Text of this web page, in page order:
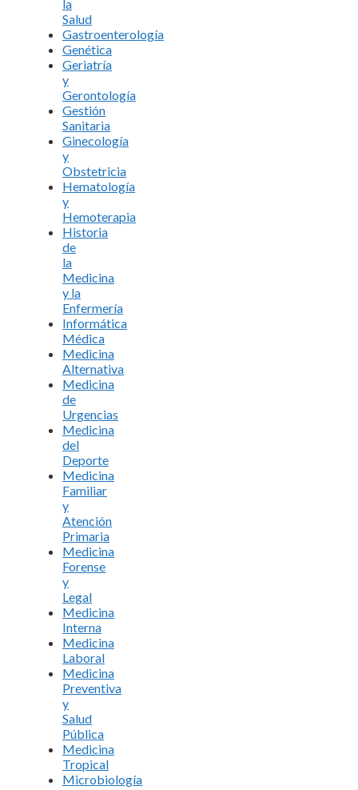
la
Salud
Gastroenterología
Genética
Geriatría
y
Gerontología
Gestión
Sanitaria
Ginecología
y
Obstetricia
Hematología
y
Hemoterapia
Historia
de
la
Medicina
y la
Enfermería
Informática
Médica
Medicina
Alternativa
Medicina
de
Urgencias
Medicina
del
Deporte
Medicina
Familiar
y
Atención
Primaria
Medicina
Forense
y
Legal
Medicina
Interna
Medicina
Laboral
Medicina
Preventiva
y
Salud
Pública
Medicina
Tropical
Microbiología